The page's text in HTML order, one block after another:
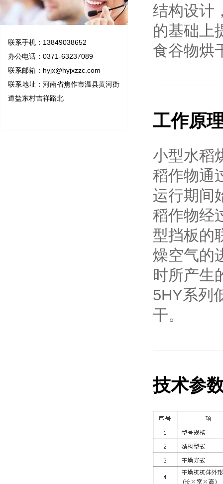
联系手机：13849038652
办公电话：0371-63237089
联系邮箱： hyjx@hyjxzzc.com
联系地址：河南省焦作市温县黄河街
道盐东村吉祥路北
结构设计
的基础上
食谷物烘
工作原
小型水稻
稻作物通
运行期间
稻作物经
型挡板的
燥空气的
时所产生
5HY系列
干。
技术参